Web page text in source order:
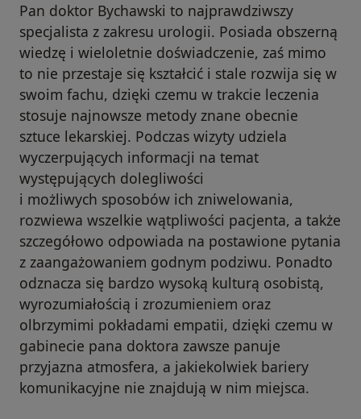
Pan doktor Bychawski to najprawdziwszy
specjalista z zakresu urologii. Posiada obszerną
wiedzę i wieloletnie doświadczenie, zaś mimo
to nie przestaje się kształcić i stale rozwija się w
swoim fachu, dzięki czemu w trakcie leczenia
stosuje najnowsze metody znane obecnie
sztuce lekarskiej. Podczas wizyty udziela
wyczerpujących informacji na temat
występujących dolegliwości
i możliwych sposobów ich zniwelowania,
rozwiewa wszelkie wątpliwości pacjenta, a także
szczegółowo odpowiada na postawione pytania
z zaangażowaniem godnym podziwu. Ponadto
odznacza się bardzo wysoką kulturą osobistą,
wyrozumiałością i zrozumieniem oraz
olbrzymimi pokładami empatii, dzięki czemu w
gabinecie pana doktora zawsze panuje
przyjazna atmosfera, a jakiekolwiek bariery
komunikacyjne nie znajdują w nim miejsca.